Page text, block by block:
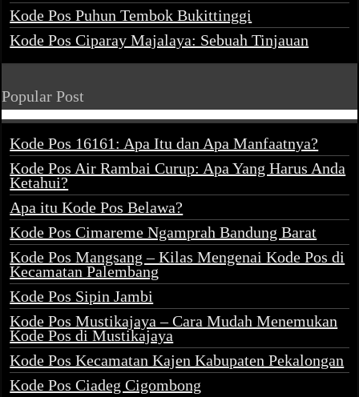
Kode Pos Puhun Tembok Bukittinggi
Kode Pos Ciparay Majalaya: Sebuah Tinjauan
Popular Post
Kode Pos 16161: Apa Itu dan Apa Manfaatnya?
Kode Pos Air Rambai Curup: Apa Yang Harus Anda
Ketahui?
Apa itu Kode Pos Belawa?
Kode Pos Cimareme Ngamprah Bandung Barat
Kode Pos Mangsang – Kilas Mengenai Kode Pos di
Kecamatan Palembang
Kode Pos Sipin Jambi
Kode Pos Mustikajaya – Cara Mudah Menemukan
Kode Pos di Mustikajaya
Kode Pos Kecamatan Kajen Kabupaten Pekalongan
Kode Pos Ciadeg Cigombong